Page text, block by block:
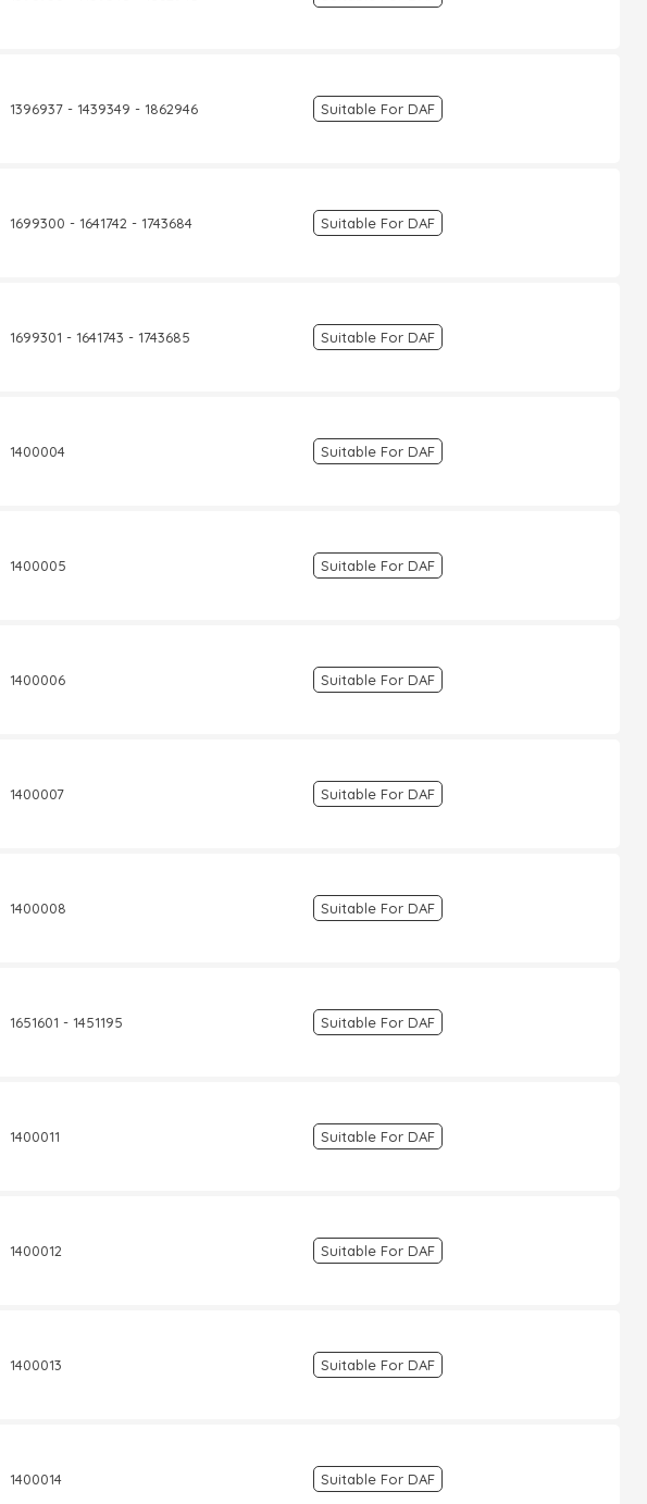
1396937 - 1439349 - 1862946 Suitable For DAF
1699300 - 1641742 - 1743684 Suitable For DAF
1699301 - 1641743 - 1743685 Suitable For DAF
1400004 Suitable For DAF
1400005 Suitable For DAF
1400006 Suitable For DAF
1400007 Suitable For DAF
1400008 Suitable For DAF
1651601 - 1451195 Suitable For DAF
1400011 Suitable For DAF
1400012 Suitable For DAF
1400013 Suitable For DAF
1400014 Suitable For DAF